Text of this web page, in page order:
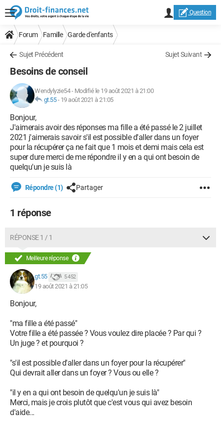
Question
Forum Famille Garde d'enfants
Sujet Précédent Sujet Suivant
Besoins de conseil
Wendylyzie54- Modifié le 19 août 2021 à 21:00
gt.55- 19 août 2021 à 21:05
Bonjour,
J'aimerais avoir des réponses ma fille a été passé le 2 juillet
2021 j'aimerais savoir s'il est possible d'aller dans un foyer
pour la récupérer ça ne fait que 1 mois et demi mais cela est
super dure merci de me répondre il y en a qui ont besoin de
quelqu'un je suis là
Répondre (1) Partager
1 réponse
RÉPONSE 1 / 1
Meilleure réponse
gt.55 5 452
19 août 2021 à 21:05
Bonjour,
"ma fille a été passé"
Votre fille a été passée ? Vous voulez dire placée ? Par qui ?
Un juge ? et pourquoi ?
"s'il est possible d'aller dans un foyer pour la récupérer"
Qui devrait aller dans un foyer ? Vous ou elle ?
"il y en a qui ont besoin de quelqu'un je suis là"
Merci, mais je crois plutôt que c'est vous qui avez besoin
d'aide...